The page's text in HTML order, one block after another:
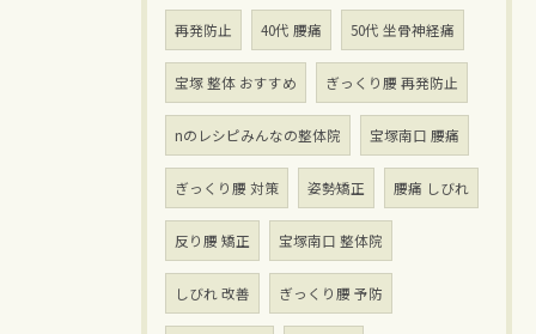
再発防止 40代 腰痛 50代 坐骨神経痛
宝塚 整体 おすすめ ぎっくり腰 再発防止
nのレシピみんなの整体院 宝塚南口 腰痛
ぎっくり腰 対策 姿勢矯正 腰痛 しびれ
反り腰 矯正 宝塚南口 整体院
しびれ 改善 ぎっくり腰 予防